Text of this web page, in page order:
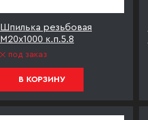
Шпилька резьбовая
М20х1000 к.п.5.8
под заказ
В КОРЗИНУ